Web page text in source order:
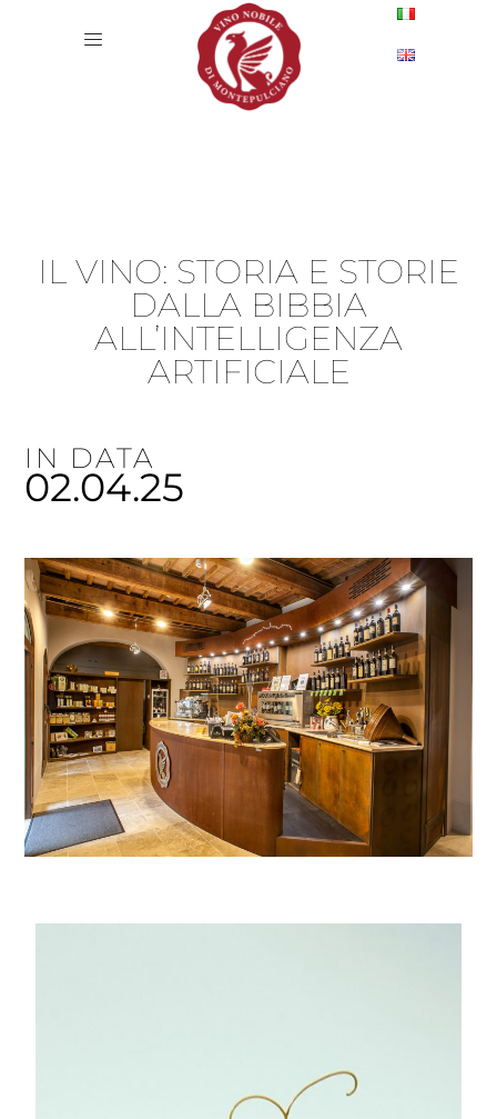
IL VINO: STORIA E STORIE
DALLA BIBBIA
ALL’INTELLIGENZA
ARTIFICIALE
IN DATA
02.04.25